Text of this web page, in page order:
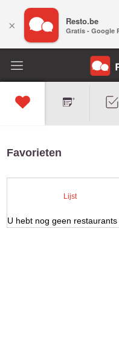
Favorieten
Lijst
U hebt nog geen
× Resto.be
Gratis - Google